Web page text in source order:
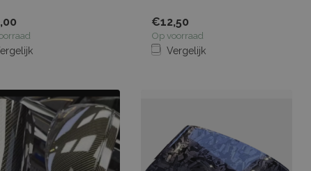
€12,50
Op voorraad
Vergelijk